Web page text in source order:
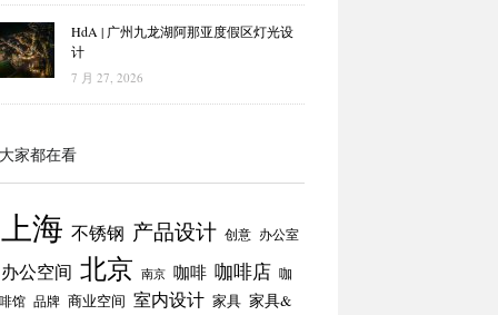
HdA | 广州九龙湖阿那亚度假区灯光设
计
7 月 27, 2026
家都在看
上海 不锈钢 产品设计 创意 办公室
办公空间 北京 南京 咖啡 咖啡店 咖
馆 品牌 商业空间 室内设计 家具 家具&